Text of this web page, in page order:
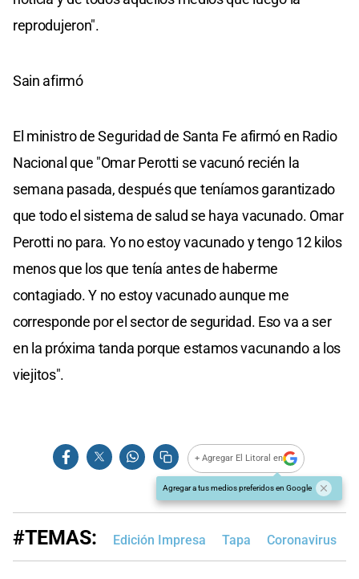
reprodujeron".
Sain afirmó
El ministro de Seguridad de Santa Fe afirmó en Radio
Nacional que "Omar Perotti se vacunó recién la
semana pasada, después que teníamos garantizado
que todo el sistema de salud se haya vacunado. Omar
Perotti no para. Yo no estoy vacunado y tengo 12 kilos
menos que los que tenía antes de haberme
contagiado. Y no estoy vacunado aunque me
corresponde por el sector de seguridad. Eso va a ser
en la próxima tanda porque estamos vacunando a los
viejitos".
+ Agregar El Litoral en
Agregar a tus medios preferidos en Google
#TEMAS: Edición Impresa Tapa Coronavirus